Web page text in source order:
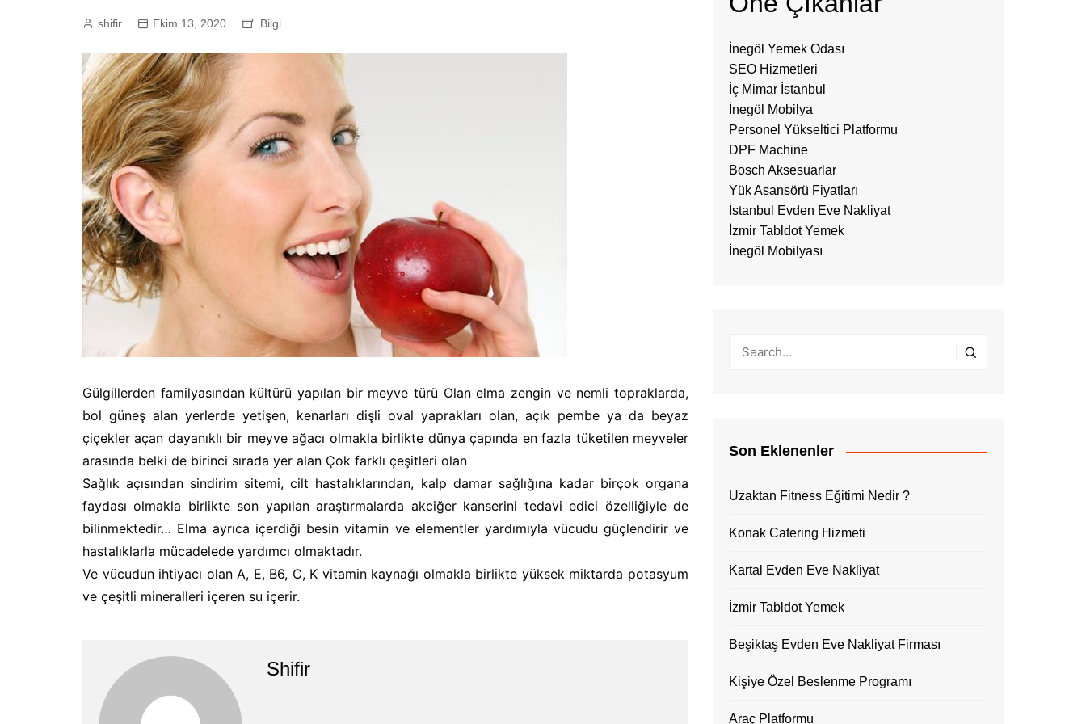
shifir Ekim 13, 2020 Bilgi
Gülgillerden familyasından kültürü yapılan bir meyve türü Olan elma zengin ve nemli topraklarda,
bol güneş alan yerlerde yetişen, kenarları dişli oval yaprakları olan, açık pembe ya da beyaz
çiçekler açan dayanıklı bir meyve ağacı olmakla birlikte dünya çapında en fazla tüketilen meyveler
arasında belki de birinci sırada yer alan Çok farklı çeşitleri olan
Sağlık açısından sindirim sitemi, cilt hastalıklarından, kalp damar sağlığına kadar birçok organa
faydası olmakla birlikte son yapılan araştırmalarda akciğer kanserini tedavi edici özelliğiyle de
bilinmektedir… Elma ayrıca içerdiği besin vitamin ve elementler yardımıyla vücudu güçlendirir ve
hastalıklarla mücadelede yardımcı olmaktadır.
Ve vücudun ihtiyacı olan A, E, B6, C, K vitamin kaynağı olmakla birlikte yüksek miktarda potasyum
ve çeşitli mineralleri içeren su içerir.
Shifir
İnegöl Yemek Odası
SEO Hizmetleri
İç Mimar İstanbul
İnegöl Mobilya
Personel Yükseltici Platformu
DPF Machine
Bosch Aksesuarlar
Yük Asansörü Fiyatları
İstanbul Evden Eve Nakliyat
İzmir Tabldot Yemek
İnegöl Mobilyası
Son Eklenenler
Uzaktan Fitness Eğitimi Nedir ?
Konak Catering Hizmeti
Kartal Evden Eve Nakliyat
İzmir Tabldot Yemek
Beşiktaş Evden Eve Nakliyat Firması
Kişiye Özel Beslenme Programı
Araç Platformu